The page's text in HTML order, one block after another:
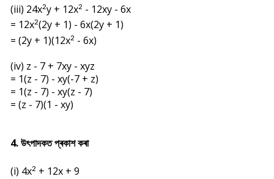
(iii) 24x2y + 12x2 - 12xy - 6x
= 12x2(2y + 1) - 6x(2y + 1)
= (2y + 1)(12x2 - 6x)
(iv) z - 7 + 7xy - xyz
= 1(z - 7) - xy(-7 + z)
= 1(z - 7) - xy(z - 7)
= (z - 7)(1 - xy)
4. উৎপাদকত প্ৰকাশ কৰা
(i) 4x2 + 12x + 9